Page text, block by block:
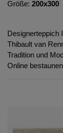
Größe: 200x300
Designerteppich
Thibault van
Tradition und
Online